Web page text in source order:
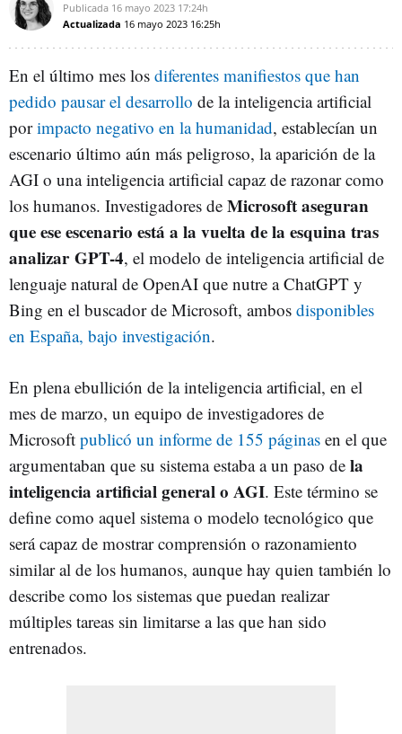
Publicada 16 mayo 2023 17:24h
Actualizada 16 mayo 2023 16:25h
En el último mes los diferentes manifiestos que han
pedido pausar el desarrollo de la inteligencia artificial
porimpacto negativo en la humanidad, establecían un
escenario último aún más peligroso, la aparición de la
AGI o una inteligencia artificial capaz de razonar como
los humanos. Investigadores de Microsoft aseguran
que ese escenario está a la vuelta de la esquina tras
analizar GPT-4, el modelo de inteligencia artificial de
lenguaje natural de OpenAI que nutre a ChatGPT y
Bing en el buscador de Microsoft, ambos disponibles
en España, bajo investigación.
En plena ebullición de la inteligencia artificial, en el
mes de marzo, un equipo de investigadores de
Microsoft publicó un informe de 155 páginas en el que
argumentaban que su sistema estaba a un paso de la
inteligencia artificial general o AGI. Este término se
define como aquel sistema o modelo tecnológico que
será capaz de mostrar comprensión o razonamiento
similar al de los humanos, aunque hay quien también lo
describe como los sistemas que puedan realizar
múltiples tareas sin limitarse a las que han sido
entrenados.